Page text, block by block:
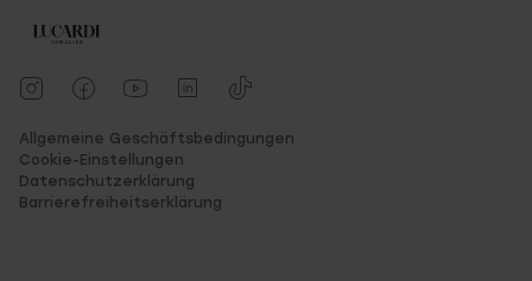
Allgemeine Geschäftsbedingungen
Cookie-Einstellungen
Datenschutzerklärung
Barrierefreiheitserklärung